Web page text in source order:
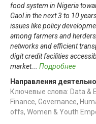
food system in Nigeria
Gaol in the next 3 to 10
issues like policy
among farmers and
networks and efficient
digit credit facilities
market... Подробнее
Направления
Ключевые слова: Data &
Finance, Governance,
offs, Women & Youth